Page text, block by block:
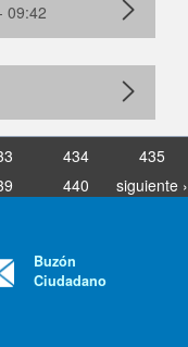
09:42
434
435
440
siguiente ›
Buzón
Ciudadano